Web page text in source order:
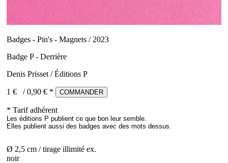
Badges - Pin's - Magnets / 2023
Badge P - Derrière
Denis Prisset / Éditions P
1 € /0,90 € * COMMANDER
* Tarif adhérent
Les éditions P publient ce que bon leur semble.
Elles publient aussi des badges avec des mots dessus.
Ø 2,5 cm / tirage illimité ex.
noir